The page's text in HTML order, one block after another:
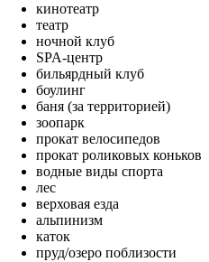
кинотеатр
театр
ночной клуб
SPA-центр
бильярдный клуб
боулинг
баня (за территорией)
зоопарк
прокат велосипедов
прокат роликовых коньков
водные виды спорта
лес
верховая езда
альпинизм
каток
пруд/озеро поблизости